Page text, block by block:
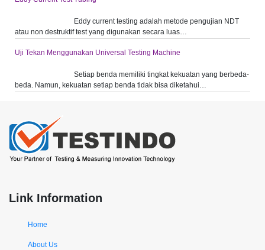
Eddy current testing adalah metode pengujian NDT
atau non destruktif test yang digunakan secara luas…
Uji Tekan Menggunakan Universal Testing Machine
Setiap benda memiliki tingkat kekuatan yang berbeda-
beda. Namun, kekuatan setiap benda tidak bisa diketahui…
Link Information
Home
About Us